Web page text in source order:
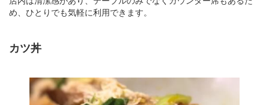
め、ひとりでも気軽に利用できます。
カツ丼